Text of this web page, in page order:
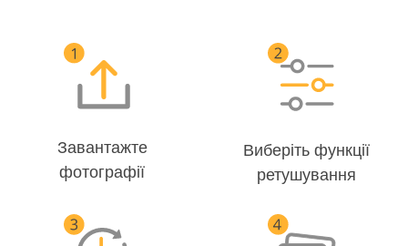
Завантажте
фотографії
Виберіть функції
ретушування